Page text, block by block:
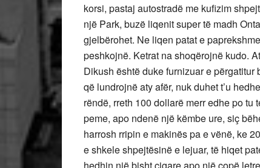
korsi, pastaj autostradë me kufizim
një Park, buzë liqenit super të madh
gjelbërohet. Ne liqen patat e
peshkojnë. Ketrat na shoqërojnë kudo.
Dikush është duke furnizuar e
që lundrojnë aty afër, nuk duhet t’u
rëndë, rreth 100 dollarë merr edhe po tu
peme, apo ndenë një këmbe ure, siç
harrosh rripin e makinës pa e vënë, ke
e shkele shpejtësinë e lejuar, të hiqet